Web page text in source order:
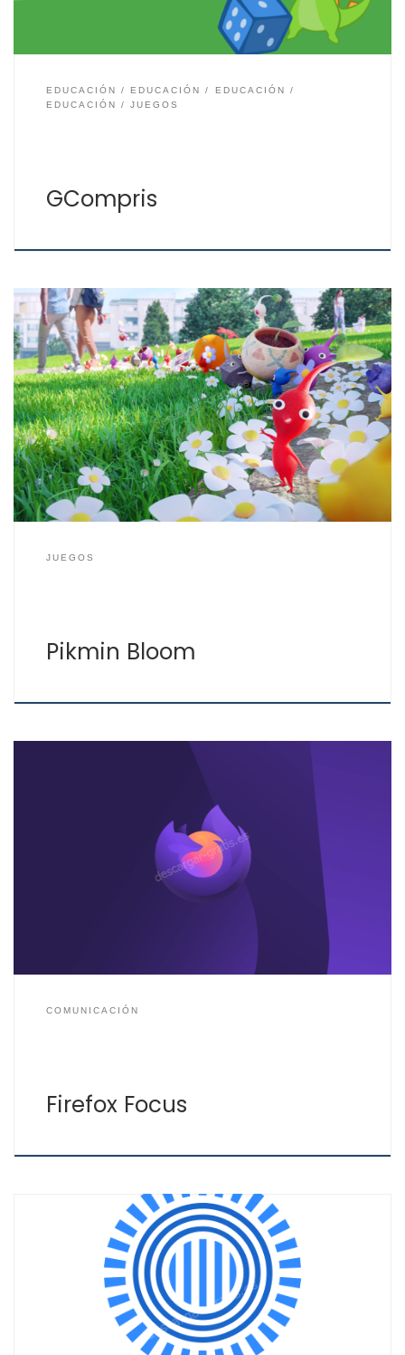
EDUCACIÓN EDUCACIÓN
EDUCACIÓN
EDUCACIÓN
JUEGOS
GCompris
Pikmin Bloom Si te gustó Pokémon Go y te gusta la
realidad aumentada, ahora puedes combinar el juego
con la actividad física para divertirte al aire libre. Con
Pikmin Bloom irás evolucionando y superando niveles
para tener tus Pikmin, esos seres que son una mezcla
entre planta y animal, los […]
JUEGOS
Pikmin Bloom
Si te interesa que tu navegación en Internet sea segura
y sin que tus datos sean rastreados, puedes usar
Firefox Focus. Esta es una versión del mejor navegador
Web disponible para dispositivos móviles, ya sean iOS o
android. Sus principales características son el bloqueo
de rastreadores, anuncios y PopUps, esas […]
COMUNICACIÓN
Firefox Focus
Si quieres triunfar con una presentación, usa Prezi. La
aplicación para crear presentaciones dinámicas que
combina tus ideas con efectos visuales que hará que
tu presentación sea mucho más atractiva para los
usuarios, alumnos o clientes con quien la compartas.
Crea tus presentaciones gratis en la Web de Prezi, lo